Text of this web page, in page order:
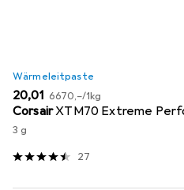
Wärmeleitpaste
EUR
20,01 EUR
6670,–/1kg
CorsairXTM70 Extreme
3 g
27